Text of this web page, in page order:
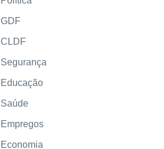
GDF
CLDF
Segurança
Educação
Saúde
Empregos
Economia